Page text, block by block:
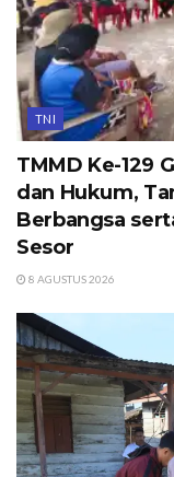
TNI
TMMD Ke-129
dan Hukum,
Berbangsa
Sesor
8 AGUSTUS 2026